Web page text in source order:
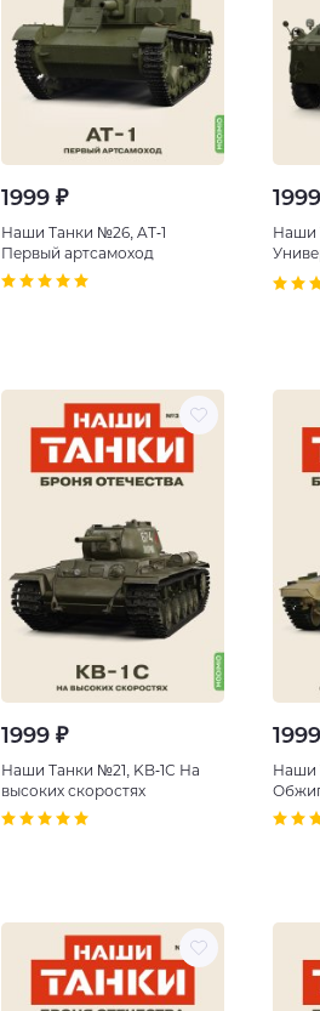
1999 ₽
Наши Танки №26, AT-1
Первый артсамоход
Наши
1999 ₽
Наши Танки №21, KB-1С На
высоких скоростях
Наши